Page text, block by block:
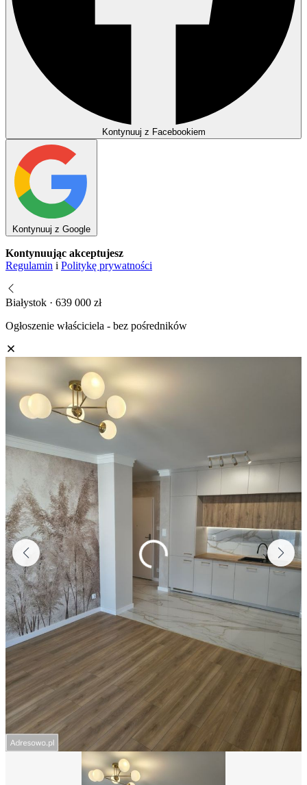
Kontynuuj z Facebookiem
Kontynuuj z Google
Kontynuując akceptujesz
Regulamin i Politykę prywatności
Białystok · 639 000 zł
Ogłoszenie właściciela - bez pośredników